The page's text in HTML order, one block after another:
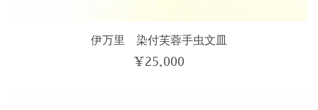
伊万里 染付芙蓉手虫文皿
¥25,000